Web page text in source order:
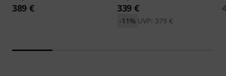
389 € 339 €
UVP: 379 €
-11%